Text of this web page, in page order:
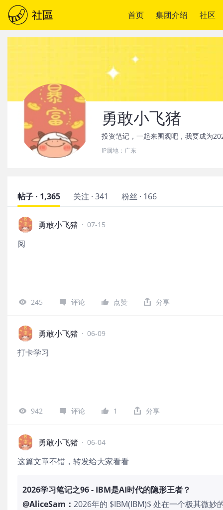
首页 集团介绍 社区
勇敢小飞猪
投资笔记，一起来围观吧，我要成为
IP属地： 广东
帖子 · 1,365 关注 · 341 粉丝 · 166
勇敢小飞猪 · 07-15
阅
245 评论 点赞 分享
勇敢小飞猪 · 06-09
打卡学习
942 评论 1 分享
勇敢小飞猪 · 06-04
这篇文章不错，转发给大家看看
2026学习笔记之96 - IBM是AI时代的隐形王者？
@AliceSam ： 2026年的 $IBM(IBM)$ 处在一个极其微妙